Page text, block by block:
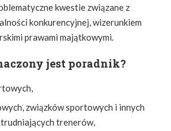
kwestie związane z
konkurencyjnej, wizerunkiem
prawami majątkowymi.
jest poradnik?
związków sportowych i innych
trenerów,